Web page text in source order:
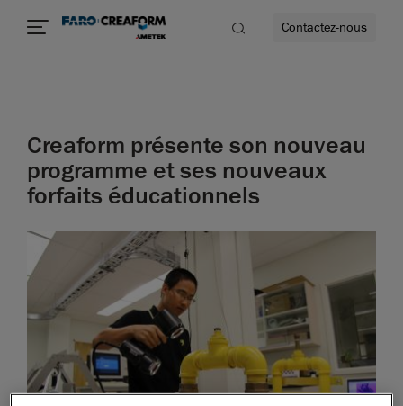
encore
Contactez-nous
Creaform présente son nouveau
programme et ses nouveaux
forfaits éducationnels